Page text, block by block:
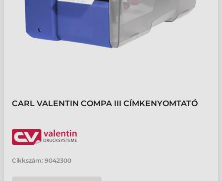
CARL VALENTIN COMPA III CÍMKENYOMTATÓ
Cikkszám: 9042300